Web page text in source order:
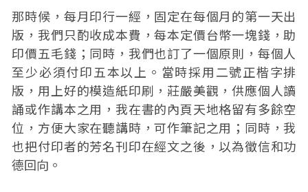
那時候，每月印行一經，固定在每個月的第一天出
版，我們只酌收成本費，每本定價台幣一塊錢，助
印價五毛錢；同時，我們也訂了一個原則，每個人
至少必須付印五本以上。當時採用二號正楷字排
版，用上好的模造紙印刷，莊嚴美觀，供應個人讀
誦或作講本之用，我在書的內頁天地格留有多餘空
位，方便大家在聽講時，可作筆記之用；同時，我
也把付印者的芳名刊印在經文之後，以為徵信和功
德回向。